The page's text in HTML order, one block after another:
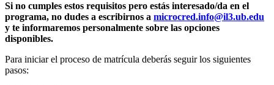
Si no cumples estos requisitos pero estás interesado/da en el
programa, no dudes a escribirnos a microcred.info@il3.ub.edu
y te informaremos personalmente sobre las opciones
disponibles.
Para iniciar el proceso de matrícula deberás seguir los siguientes
pasos: